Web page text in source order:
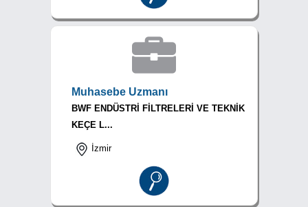
Muhasebe Uzmanı
BWF ENDÜSTRİ FİLTRELERİ VE TEKNİK
KEÇE L...
İzmir